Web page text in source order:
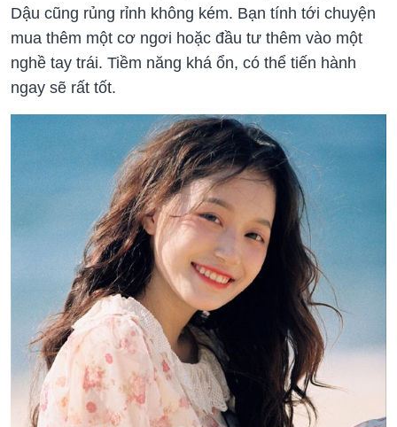
Dậu cũng rủng rỉnh không kém. Bạn tính tới chuyện
mua thêm một cơ ngơi hoặc đầu tư thêm vào một
nghề tay trái. Tiềm năng khá ổn, có thể tiến hành
ngay sẽ rất tốt.